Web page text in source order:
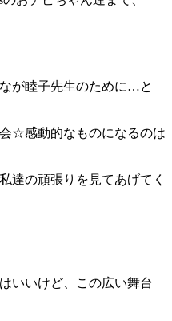
が睦子先生のために…と
☆感動的なものになるのは
達の頑張りを見てあげてく
いいけど、この広い舞台